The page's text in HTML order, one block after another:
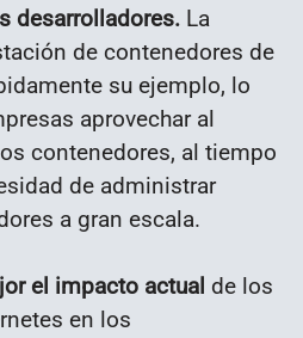
desarrolladores. La
de contenedores de
su ejemplo, lo
aprovechar al
contenedores, al tiempo
de administrar
a gran escala.
el impacto actual de los
en los